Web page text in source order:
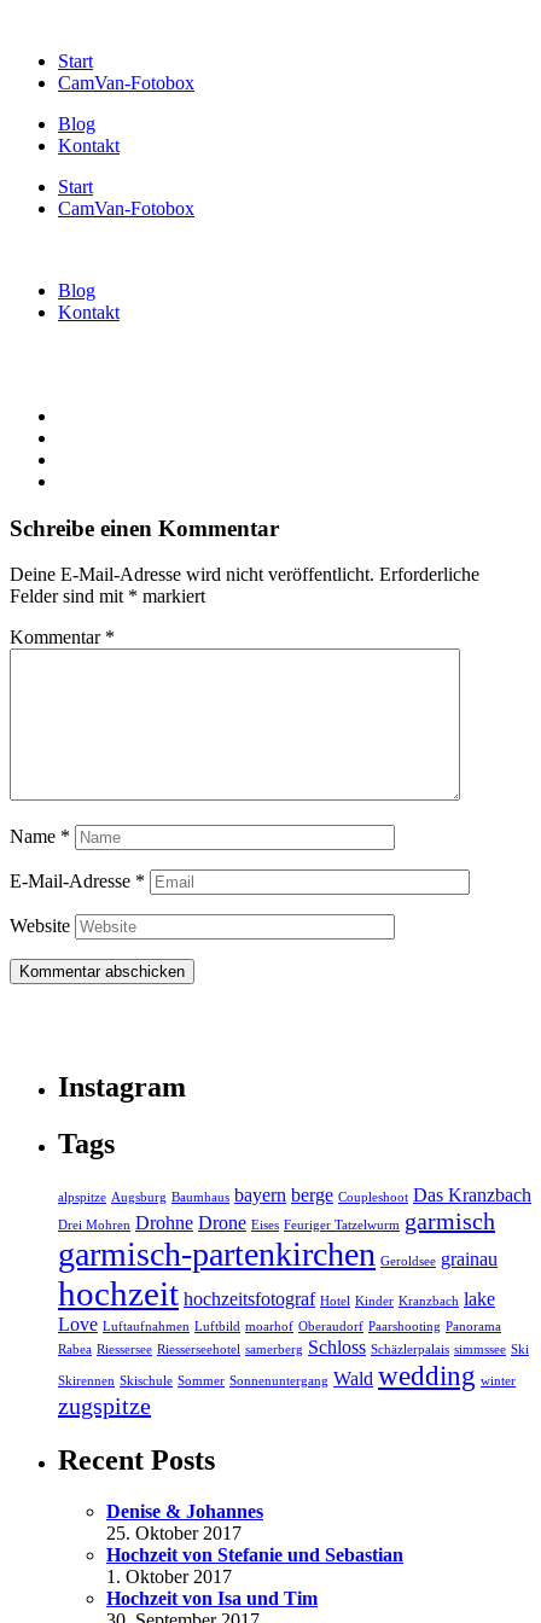
Start
CamVan-Fotobox
Blog
Kontakt
Start
CamVan-Fotobox
Blog
Kontakt
Schreibe einen Kommentar
Deine E-Mail-Adresse wird nicht veröffentlicht. Erforderliche
Felder sind mit * markiert
Kommentar *
Name *
E-Mail-Adresse *
Website
Instagram
Tags
alpspitze Augsburg Baumhaus bayern berge Coupleshoot Das Kranzbach
Drei Mohren Drohne Drone Eises Feuriger Tatzelwurm garmisch
garmisch-partenkirchen Geroldsee grainau
hochzeit hochzeitsfotograf Hotel Kinder Kranzbach lake
Love Luftaufnahmen Luftbild moarhof Oberaudorf Paarshooting Panorama
Rabea Riessersee Riesserseehotel samerberg Schloss Schäzlerpalais simmssee Ski
Skirennen Skischule Sommer Sonnenuntergang Wald wedding winter
zugspitze
Recent Posts
Denise & Johannes
25. Oktober 2017
Hochzeit von Stefanie und Sebastian
1. Oktober 2017
Hochzeit von Isa und Tim